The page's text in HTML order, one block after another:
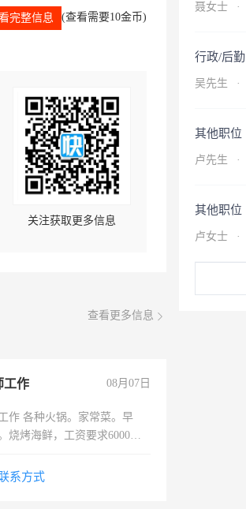
完整信息 (查看需要10金币)
关注获取更多信息
查看更多信息
工作 08月07日
作 各种火锅。家常菜。早
烧烤海鲜，工资要求6000以
系方式
聂女士 ·
行政/后勤
吴先生 ·
其他职位
卢先生 ·
其他职位
卢女士 ·